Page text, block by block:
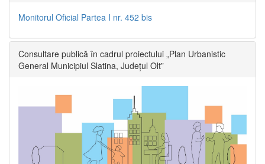
Monitorul Oficial Partea I nr. 452 bis
Consultare publică în cadrul proiectului „Plan Urbanistic
General Municipiul Slatina, Județul Olt”